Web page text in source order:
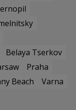
Belaya Tserkov
Praha
Beach
Varna